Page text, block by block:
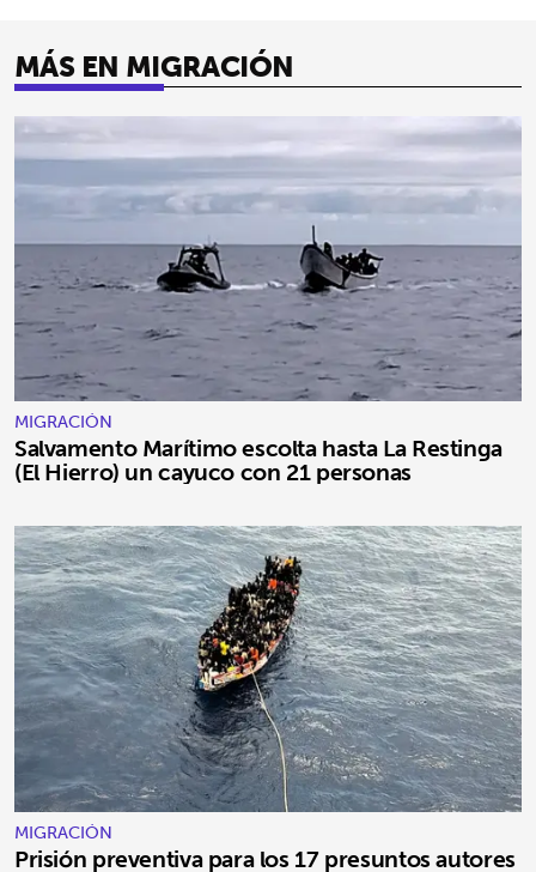
MÁS EN MIGRACIÓN
MIGRACIÓN
Salvamento Marítimo escolta hasta La Restinga
(El Hierro) un cayuco con 21 personas
MIGRACIÓN
Prisión preventiva para los 17 presuntos autores